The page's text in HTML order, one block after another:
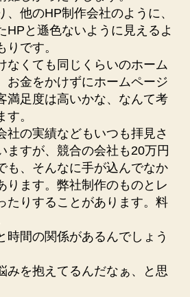
、他のHP制作会社のように、
HPと遜色ないように見えるよ
りです。
なくても同じくらいのホーム
お金をかけずにホームページ
満足度は高いかな、なんて考
。
社の実績などもいつも拝見さ
ますが、競合の会社も20万円
も、そんなに手が込んでなか
ります。弊社制作のものとレ
たりすることがあります。料
時間の関係があるんでしょう
みを抱えてるんだなぁ、と思